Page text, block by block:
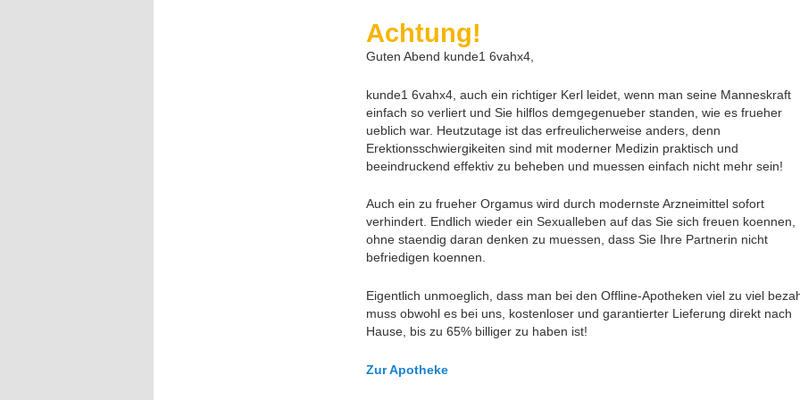
Achtung!
Guten Abend kunde1 6vahx4,
kunde1 6vahx4, auch ein richtiger Kerl leidet, wenn man seine Manneskraft
einfach so verliert und Sie hilflos demgegenueber standen, wie es frueher
ueblich war. Heutzutage ist das erfreulicherweise anders, denn
Erektionsschwiergikeiten sind mit moderner Medizin praktisch und
beeindruckend effektiv zu beheben und muessen einfach nicht mehr sein!
Auch ein zu frueher Orgamus wird durch modernste Arzneimittel sofort
verhindert. Endlich wieder ein Sexualleben auf das Sie sich freuen koennen,
ohne staendig daran denken zu muessen, dass Sie Ihre Partnerin nicht
befriedigen koennen.
Eigentlich unmoeglich, dass man bei den Offline-Apotheken viel zu viel
muss obwohl es bei uns, kostenloser und garantierter Lieferung direkt nach
Hause, bis zu 65% billiger zu haben ist!
Zur Apotheke